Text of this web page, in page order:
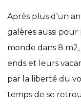
Après plus d’un
galères aussi
monde dans 8
ends et leurs
par la liberté du
temps de se